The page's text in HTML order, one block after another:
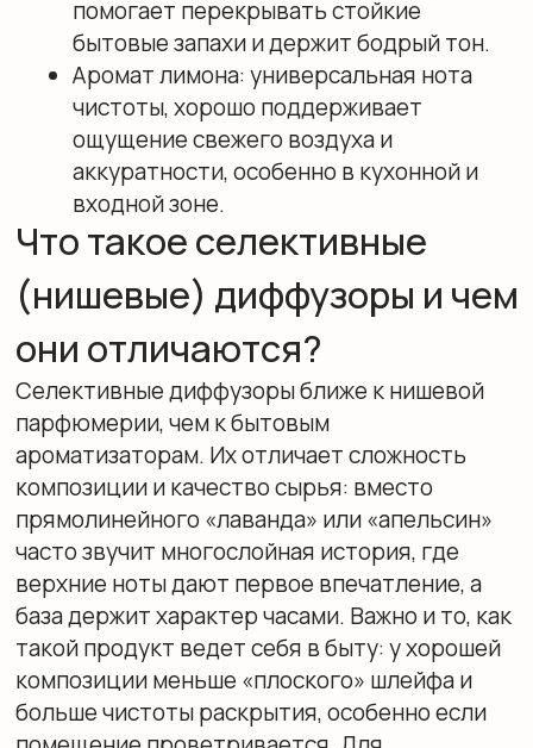
Костяной фарфор
Лёгкость и благородство в каждой детали